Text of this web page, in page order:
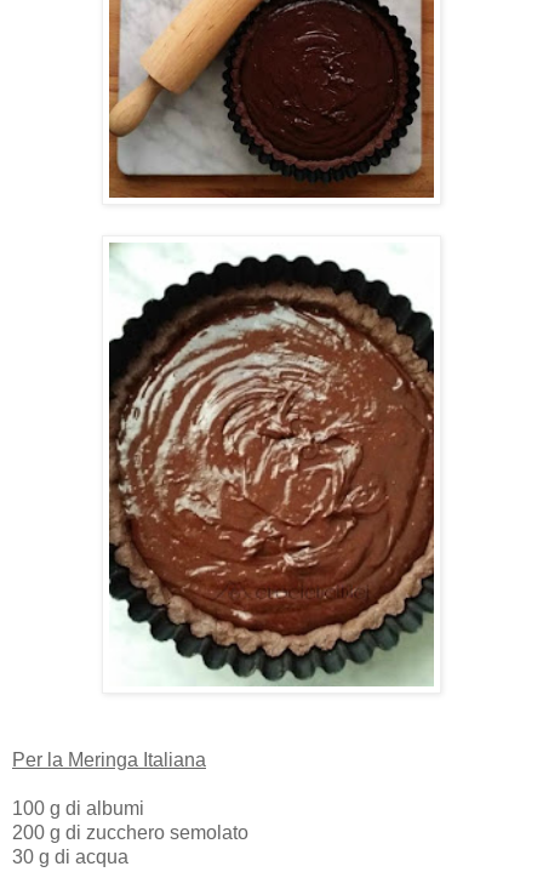
Per la Meringa Italiana
100 g di albumi
200 g di zucchero semolato
30 g di acqua